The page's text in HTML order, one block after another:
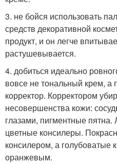
3. не бойся использовать
средств декоративной
продукт, и он легче
растушевывается.
4. добиться идеально
вовсе не тональный крем, а
корректор. Корректором
несовершенства кожи:
глазами, пигментные пятна.
цветные консилеры.
консилером, а голубоватые
оранжевым.